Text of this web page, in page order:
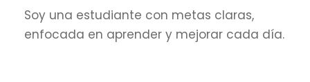
Soy una estudiante con metas claras,
enfocada en aprender y mejorar cada día.